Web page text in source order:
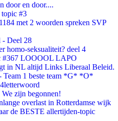
door en door....
topic #3
met 2 woorden spreken SVP
- Deel 28
homo-seksualiteit? deel 4
#367 LOOOOL LAPO
in NL altijd Links Liberaal Beleid.
Team 1 beste team *G* *O*
zijn begonnen!
overlast in Rotterdamse wijk
de BESTE allertijden-topic